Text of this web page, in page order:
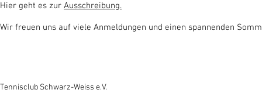
Hier geht es zur Ausschreibung.
Wir freuen uns auf viele Anmeldungen und einen spannenden
Tennisclub Schwarz-Weiss e.V.